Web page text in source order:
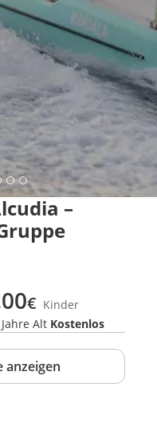
–
€ Kinder
Alt Kostenlos
anzeigen